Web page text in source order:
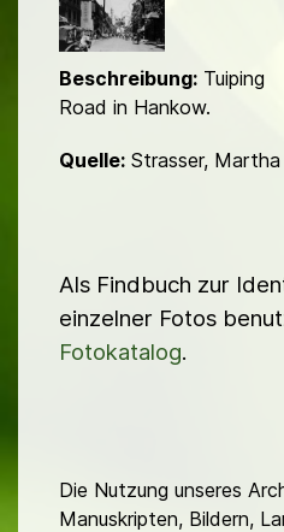
l
d
Beschreibung: Tuiping
Road in Hankow.
Quelle: Strasser, Martha
Als Findbuch zur
einzelner Fotos
Fotokatalog.
Die Nutzung unseres
Manuskripten, Bildern,